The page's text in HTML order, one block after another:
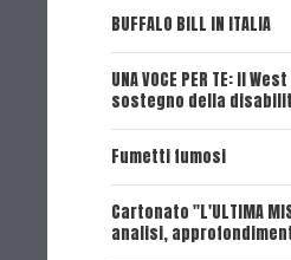
BUFFALO BILL IN ITALIA
UNA VOCE PER TE: il
sostegno della
Fumetti fumosi
Cartonato "L'ULTIMA
analisi,